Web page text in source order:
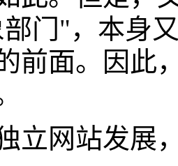
门"，本身
前面。因此
立网站发展